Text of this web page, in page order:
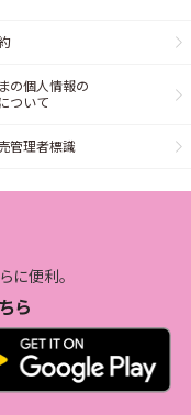
の個人情報の
ついて
管理者標識
に便利。
ら